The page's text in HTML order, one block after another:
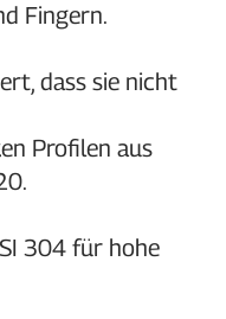
Fingern.
dass sie nicht
Profilen aus
304 für hohe